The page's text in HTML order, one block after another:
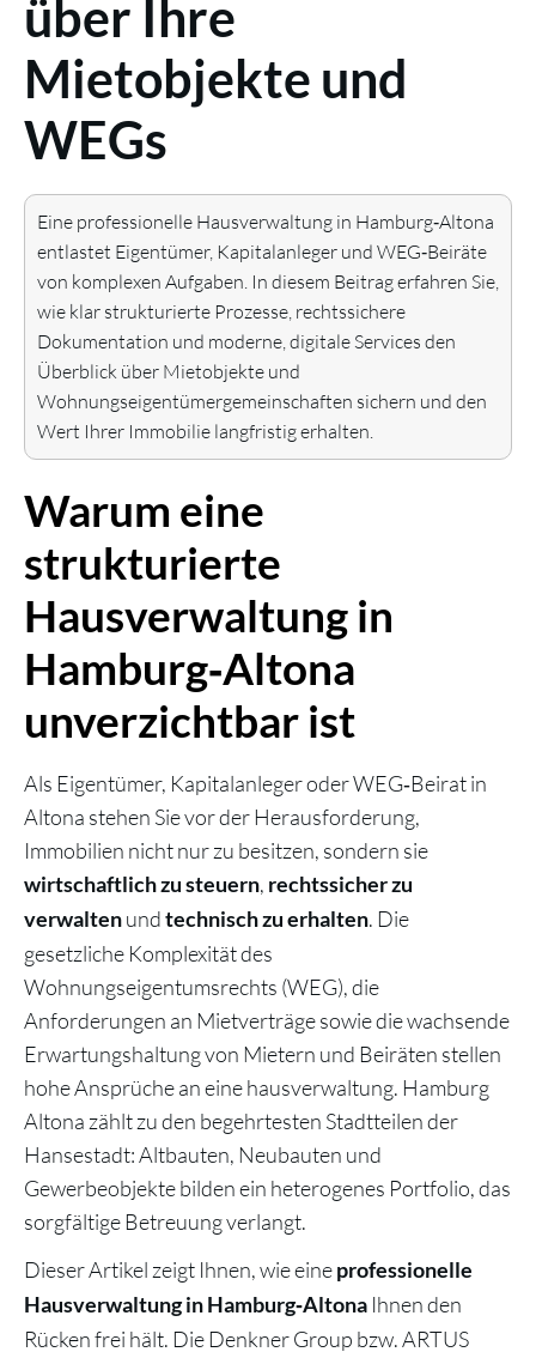
über Ihre
Mietobjekte und
WEGs
Eine professionelle Hausverwaltung in Hamburg‑Altona
entlastet Eigentümer, Kapitalanleger und WEG‑Beiräte
von komplexen Aufgaben. In diesem Beitrag erfahren Sie,
wie klar strukturierte Prozesse, rechtssichere
Dokumentation und moderne, digitale Services den
Überblick über Mietobjekte und
Wohnungseigentümergemeinschaften sichern und den
Wert Ihrer Immobilie langfristig erhalten.
Warum eine
strukturierte
Hausverwaltung in
Hamburg‑Altona
unverzichtbar ist
Als Eigentümer, Kapitalanleger oder WEG‑Beirat in
Altona stehen Sie vor der Herausforderung,
Immobilien nicht nur zu besitzen, sondern sie
wirtschaftlich zu steuern, rechtssicher zu
verwaltenundtechnisch zu erhalten. Die
gesetzliche Komplexität des
Wohnungseigentumsrechts (WEG), die
Anforderungen an Mietverträge sowie die wachsende
Erwartungshaltung von Mietern und Beiräten stellen
hohe Ansprüche an eine hausverwaltung. Hamburg
Altona zählt zu den begehrtesten Stadtteilen der
Hansestadt: Altbauten, Neubauten und
Gewerbeobjekte bilden ein heterogenes Portfolio, das
sorgfältige Betreuung verlangt.
Dieser Artikel zeigt Ihnen, wie eineprofessionelle
Hausverwaltung in Hamburg‑Altona Ihnen den
Rücken frei hält. Die Denkner Group bzw. ARTUS